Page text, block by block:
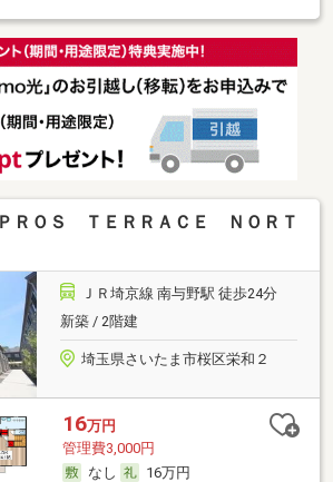
ＲＯＳ ＴＥＲＲＡＣＥ ＮＯＲＴ
ＪＲ埼京線 南与野駅 徒歩24分
新築 / 2階建
埼玉県さいたま市桜区栄和２
16万円
管理費3,000円
なし
16万円